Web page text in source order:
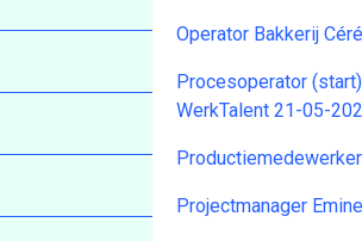
Operator Bakkerij
Procesoperator
WerkTalent 21-05-
Projectmanager